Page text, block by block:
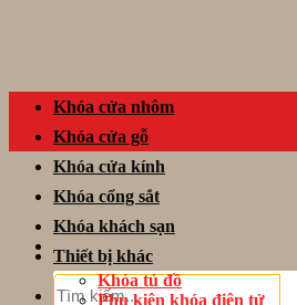
Tìm
Khóa cửa nhôm
Khóa cửa gỗ
Khóa cửa kính
Khóa cổng sắt
Khóa khách sạn
Thiết bị khác
Khóa tủ đồ
Phụ kiện khóa điện tử